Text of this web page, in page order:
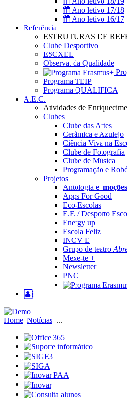
Ano letivo 17/18
Ano letivo 16/17
Referência
ESTRUTURAS DE
Clube Desportivo
ESCXEL
Observa. da Qualidade
Programa TEIP
Programa QUALIFICA
A.E.C.
Atividades de
Clubes
Clube das Artes
Cerâmica e Azulejo
Ciência Viva na
Clube de Fotografia
Clube de Música
Programação e
Projetos
Antologia e_moções
Apps For Good
Eco-Escolas
E.F. / Desporto
Energy up
Escola Feliz
INOV E
Grupo de teatro
Mexe-te +
Newsletter
PNC
Home Notícias ...